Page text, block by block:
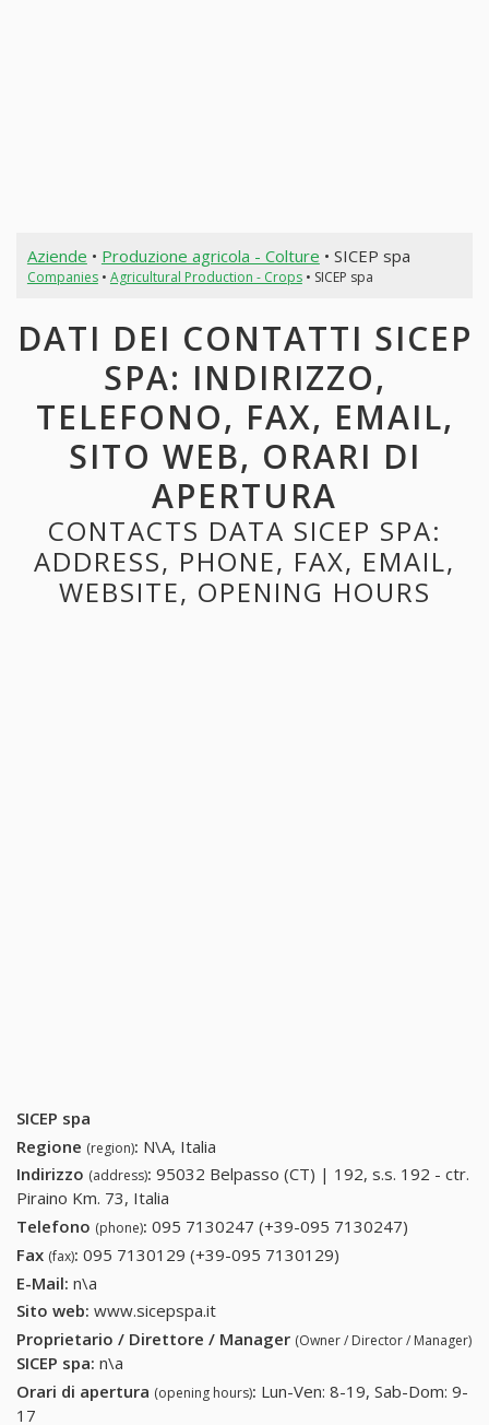
Aziende • Produzione agricola - Colture • SICEP spa
Companies• Agricultural Production - Crops• SICEP spa
DATI DEI CONTATTI SICEP
SPA: INDIRIZZO,
TELEFONO, FAX, EMAIL,
SITO WEB, ORARI DI
APERTURA
CONTACTS DATA SICEP SPA:
ADDRESS, PHONE, FAX, EMAIL,
WEBSITE, OPENING HOURS
SICEP spa
Regione (region): N\A, Italia
Indirizzo (address): 95032 Belpasso (CT) | 192, s.s. 192 - ctr.
Piraino Km. 73, Italia
Telefono (phone): 095 7130247 (+39-095 7130247)
Fax (fax): 095 7130129 (+39-095 7130129)
E-Mail: n\a
Sito web: www.sicepspa.it
Proprietario / Direttore / Manager (Owner / Director / Manager)
SICEP spa: n\a
Orari di apertura (opening hours): Lun-Ven: 8-19, Sab-Dom: 9-
17